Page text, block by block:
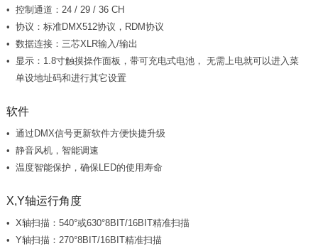
控制通道：24 / 29 / 36 CH
协议：标准DMX512协议，RDM协议
数据连接：三芯XLR输入/输出
单设地址码和进行其它设置
软件
通过DMX信号更新软件方便快捷升级
静音风机，智能调速
温度智能保护，确保LED的使用寿命
X,Y轴运行角度
X轴扫描：540°或630°8BIT/16BIT精准扫描
Y轴扫描：270°8BIT/16BIT精准扫描